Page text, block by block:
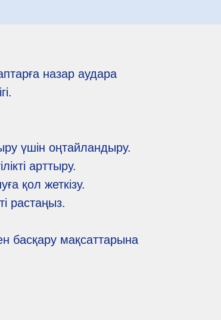
назар аудара
үшін оңтайландыру.
арттыру.
қол жеткізу.
растаңыз.
басқару мақсаттарына